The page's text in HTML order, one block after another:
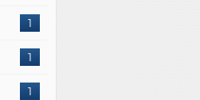
1
1
1